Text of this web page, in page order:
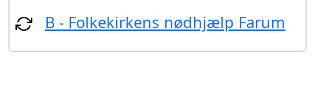
B - Folkekirkens nødhjælp Farum